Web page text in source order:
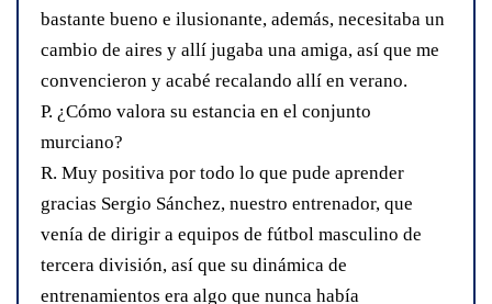
bastante bueno e ilusionante, además, necesitaba un
cambio de aires y allí jugaba una amiga, así que me
convencieron y acabé recalando allí en verano.
P. ¿Cómo valora su estancia en el conjunto
murciano?
R. Muy positiva por todo lo que pude aprender
gracias Sergio Sánchez, nuestro entrenador, que
venía de dirigir a equipos de fútbol masculino de
tercera división, así que su dinámica de
entrenamientos era algo que nunca había